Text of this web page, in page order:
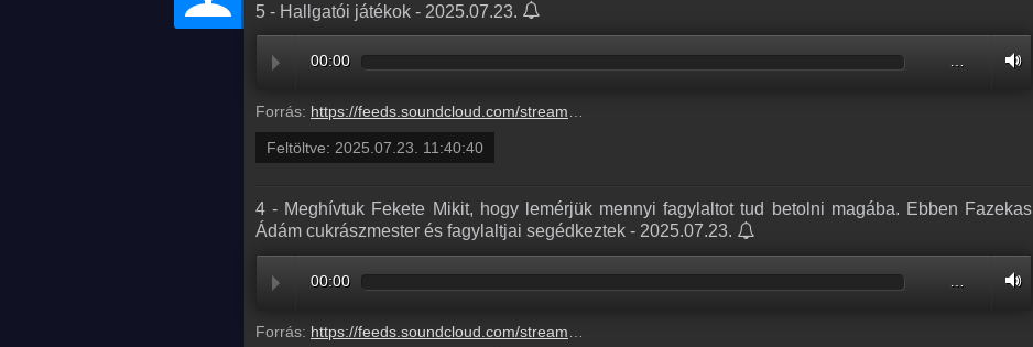
5 - Hallgatói játékok - 2025.07.23.
00:00 …
Forrás: https://feeds.soundcloud.com/stream/2135009355-radio1hungary-57173d91-1631-4b63-83f6-32ba4d0c409c.mp3
Feltöltve: 2025.07.23. 11:40:40
4 - Meghívtuk Fekete Mikit, hogy lemérjük mennyi fagylaltot tud betolni magába. Ebben Fazekas
Ádám cukrászmester és fagylaltjai segédkeztek - 2025.07.23.
00:00
Forrás: https://feeds.soundcloud.com/stream/2135009367-radio1hungary-4-meghivtuk-fekete-mikit-hogy-lemerjuk-mennyi-fagylaltot-tud-betolni-magaba-ebben-fazekas-adam-cukraszmester-es-fagylaltjai-segedkeztek-4.mp3